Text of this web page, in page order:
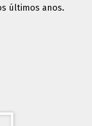
últimos anos.